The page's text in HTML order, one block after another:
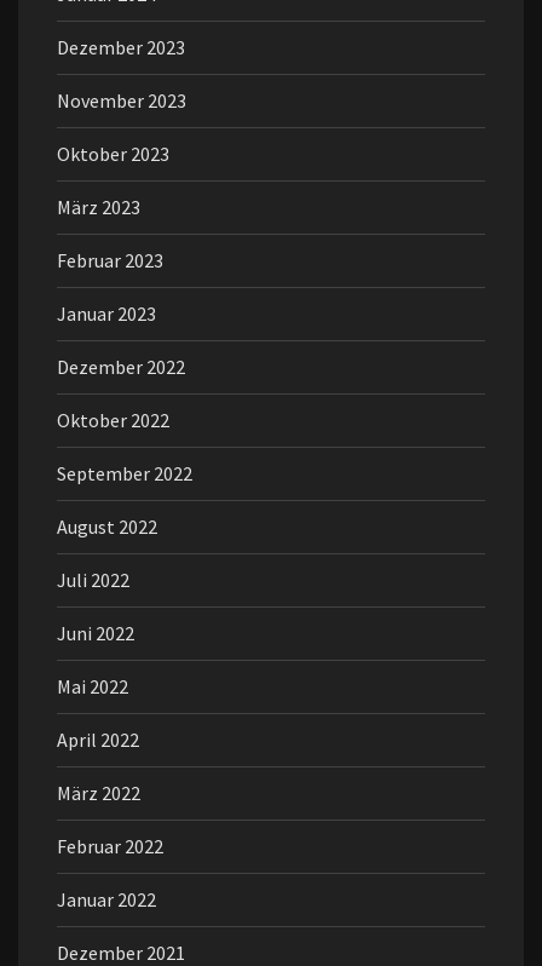
Dezember 2023
November 2023
Oktober 2023
März 2023
Februar 2023
Januar 2023
Dezember 2022
Oktober 2022
September 2022
August 2022
Juli 2022
Juni 2022
Mai 2022
April 2022
März 2022
Februar 2022
Januar 2022
Dezember 2021